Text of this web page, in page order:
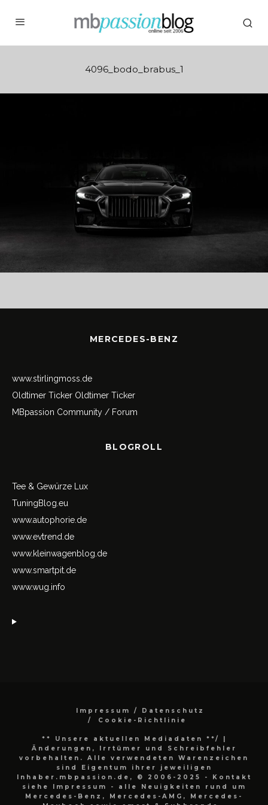
4096_bodo_brabus_1
MERCEDES-BENZ
www.stirlingmoss.de
Oldtimer Ticker Oldtimer Ticker
MBpassion Community / Forum
BLOGROLL
Tee & Gewürze Lux
TuningBlog.eu
www.autophorie.de
www.evtrend.de
www.kleinwagenblog.de
www.smartpit.de
www.wug.info
Impressum / Datenschutz
Cookie-Richtlinie
** Unsere aktuellen Mediadaten **/
|
Änderungen, Irrtümer und Schreibfehler
vorbehalten. Alle verwendeten Warenzeichen
sind Eigentum ihrer jeweiligen
Inhaber.mbpassion.de, © 2006-2025 - Kontakt
siehe Impressum - alle Neuigkeiten rund um
Mercedes-Benz, Mercedes-AMG, Mercedes-